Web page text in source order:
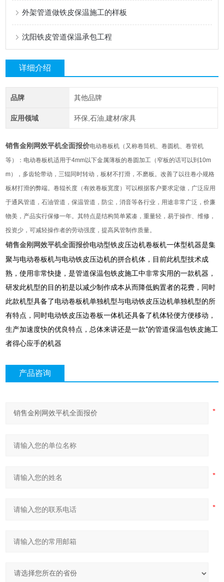
外架管道做铁皮保温施工的样板
沈阳铁皮管道保温承包工程
详细介绍
品牌 其他品牌
应用领域 环保,石油,建材/家具
销售金刚网效平机全面报价电动卷板机（又称卷筒机、卷圆机、卷管机
等）：电动卷板机适用于4mm以下金属薄板的卷圆加工（窄板的话可以到10m
m），多齿轮带动，三辊同时转动，板材不打滑，不磨板。改善了以往卷小规格
板材打滑的弊端。卷辊长度（有效卷板宽度）可以根据客户要求定做，广泛应用
于通风管道，石油管道，保温管道，防尘，消音等各行业，用途非常广泛，价廉
物美，产品实行保修一年。其特点是结构简单紧凑，重量轻，易于操作、维修，
投资少，可减轻操作者的劳动强度，提高风管制作质量。
销售金刚网效平机全面报价电动型铁皮压边机卷板机一体型机器是集
聚与电动卷板机与电动铁皮压边机的拼合机体，目前此机型技术成
熟，使用非常快捷，是管道保温包铁皮施工中非常实用的一款机器，
研发此机型的目的初是以减少制作成本从而降低购置者的花费，同时
此款机型具备了电动卷板机单独机型与电动铁皮压边机单独机型的所
有特点，同时电动铁皮压边卷板一体机还具备了机体轻便方便移动，
生产加速度快的优良特点，总体来讲还是一款*的管道保温包铁皮施工
者得心应手的机器
产品咨询